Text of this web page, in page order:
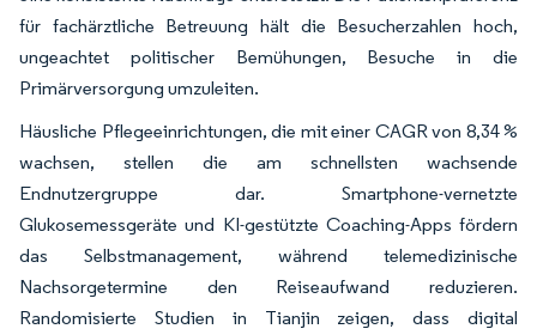
für fachärztliche Betreuung hält die Besucherzahlen hoch,
ungeachtet politischer Bemühungen, Besuche in die
Primärversorgung umzuleiten.
Häusliche Pflegeeinrichtungen, die mit einer CAGR von 8,34 %
wachsen, stellen die am schnellsten wachsende
Endnutzergruppe dar. Smartphone-vernetzte
Glukosemessgeräte und KI-gestützte Coaching-Apps fördern
das Selbstmanagement, während telemedizinische
Nachsorgetermine den Reiseaufwand reduzieren.
Randomisierte Studien in Tianjin zeigen, dass digital